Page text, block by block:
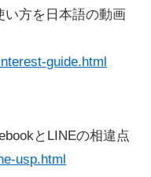
い方を日本語の動画
guide.html
とLINEの相違点
usp.html